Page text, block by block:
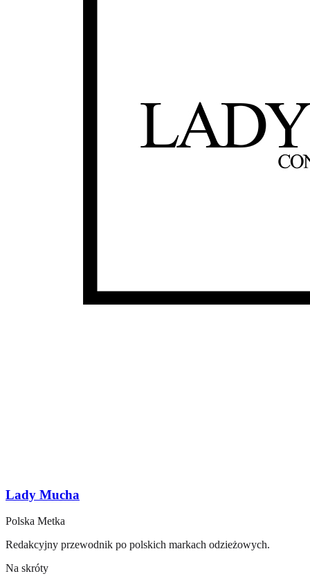
Lady Mucha
Polska Metka
Redakcyjny przewodnik po polskich markach odzieżowych.
Na skróty